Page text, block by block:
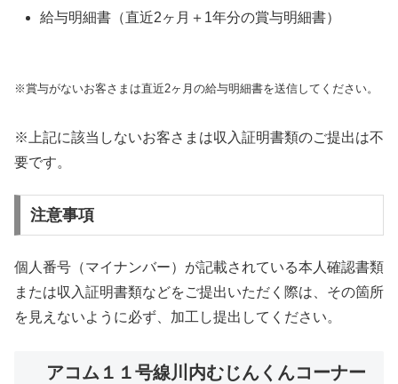
給与明細書（直近2ヶ月＋1年分の賞与明細書）
※賞与がないお客さまは直近2ヶ月の給与明細書を送信してください。
※上記に該当しないお客さまは収入証明書類のご提出は不
要です。
注意事項
個人番号（マイナンバー）が記載されている本人確認書類
または収入証明書類などをご提出いただく際は、その箇所
を見えないように必ず、加工し提出してください。
アコム１１号線川内むじんくんコーナー